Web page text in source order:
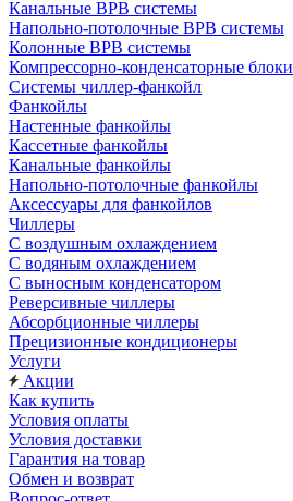
Канальные ВРВ системы
Напольно-потолочные ВРВ системы
Колонные ВРВ системы
Компрессорно-конденсаторные блоки
Системы чиллер-фанкойл
Фанкойлы
Настенные фанкойлы
Кассетные фанкойлы
Канальные фанкойлы
Напольно-потолочные фанкойлы
Аксессуары для фанкойлов
Чиллеры
С воздушным охлаждением
С водяным охлаждением
С выносным конденсатором
Реверсивные чиллеры
Абсорбционные чиллеры
Прецизионные кондиционеры
Услуги
Акции
Как купить
Условия оплаты
Условия доставки
Гарантия на товар
Обмен и возврат